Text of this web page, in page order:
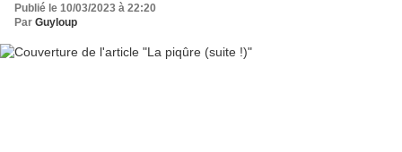
Publié le 10/03/2023 à 22:20
Par Guyloup